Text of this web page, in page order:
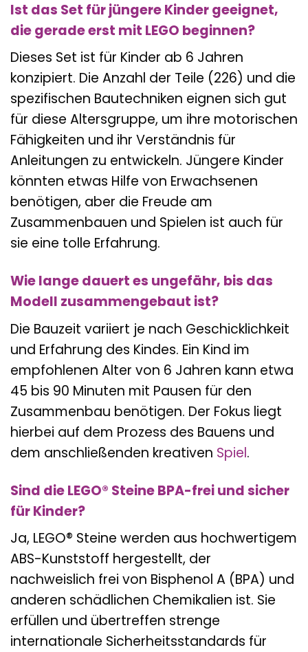
Ist das Set für jüngere Kinder geeignet,
die gerade erst mit LEGO beginnen?
Dieses Set ist für Kinder ab 6 Jahren
konzipiert. Die Anzahl der Teile (226) und die
spezifischen Bautechniken eignen sich gut
für diese Altersgruppe, um ihre motorischen
Fähigkeiten und ihr Verständnis für
Anleitungen zu entwickeln. Jüngere Kinder
könnten etwas Hilfe von Erwachsenen
benötigen, aber die Freude am
Zusammenbauen und Spielen ist auch für
sie eine tolle Erfahrung.
Wie lange dauert es ungefähr, bis das
Modell zusammengebaut ist?
Die Bauzeit variiert je nach Geschicklichkeit
und Erfahrung des Kindes. Ein Kind im
empfohlenen Alter von 6 Jahren kann etwa
45 bis 90 Minuten mit Pausen für den
Zusammenbau benötigen. Der Fokus liegt
hierbei auf dem Prozess des Bauens und
dem anschließenden kreativen Spiel.
Sind die LEGO® Steine BPA-frei und sicher
für Kinder?
Ja, LEGO® Steine werden aus hochwertigem
ABS-Kunststoff hergestellt, der
nachweislich frei von Bisphenol A (BPA) und
anderen schädlichen Chemikalien ist. Sie
erfüllen und übertreffen strenge
internationale Sicherheitsstandards für